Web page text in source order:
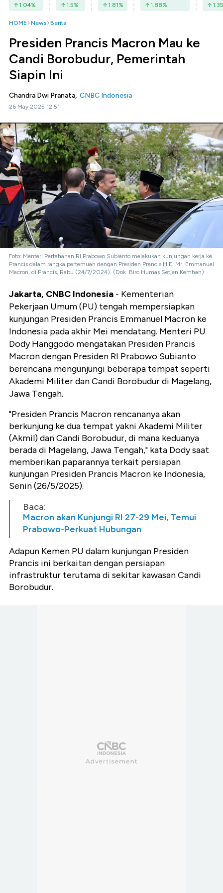
1.04% 1.5% 1.81% 1.88% 1.35
HOME News Berita
Presiden Prancis Macron Mau ke
Candi Borobudur, Pemerintah
Siapin Ini
Chandra Dwi Pranata, CNBC Indonesia
26 May 2025 12:51
Foto: Menteri Pertahanan RI Prabowo Subianto melakukan kunjungan kerja ke
Prancis dalam rangka pertemuan dengan Presiden Prancis H.E. Mr. Emmanuel
Macron, di Prancis, Rabu (24/7/2024). (Dok. Biro Humas Setjen Kemhan)
Jakarta, CNBC Indonesia - Kementerian
Pekerjaan Umum (PU) tengah mempersiapkan
kunjungan Presiden Prancis Emmanuel Macron ke
Indonesia pada akhir Mei mendatang. Menteri PU
Dody Hanggodo mengatakan Presiden Prancis
Macron dengan Presiden RI Prabowo Subianto
berencana mengunjungi beberapa tempat seperti
Akademi Militer dan Candi Borobudur di Magelang,
Jawa Tengah.
"Presiden Prancis Macron rencananya akan
berkunjung ke dua tempat yakni Akademi Militer
(Akmil) dan Candi Borobudur, di mana keduanya
berada di Magelang, Jawa Tengah," kata Dody saat
memberikan paparannya terkait persiapan
kunjungan Presiden Prancis Macron ke Indonesia,
Senin (26/5/2025).
Baca:
Macron akan Kunjungi RI 27-29 Mei, Temui
Prabowo-Perkuat Hubungan
Adapun Kemen PU dalam kunjungan Presiden
Prancis ini berkaitan dengan persiapan
infrastruktur terutama di sekitar kawasan Candi
Borobudur.